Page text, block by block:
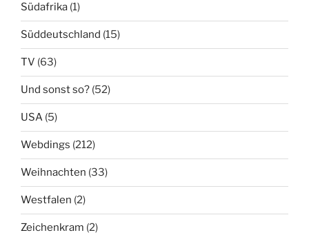
Südafrika (1)
Süddeutschland (15)
TV (63)
Und sonst so? (52)
USA (5)
Webdings (212)
Weihnachten (33)
Westfalen (2)
Zeichenkram (2)